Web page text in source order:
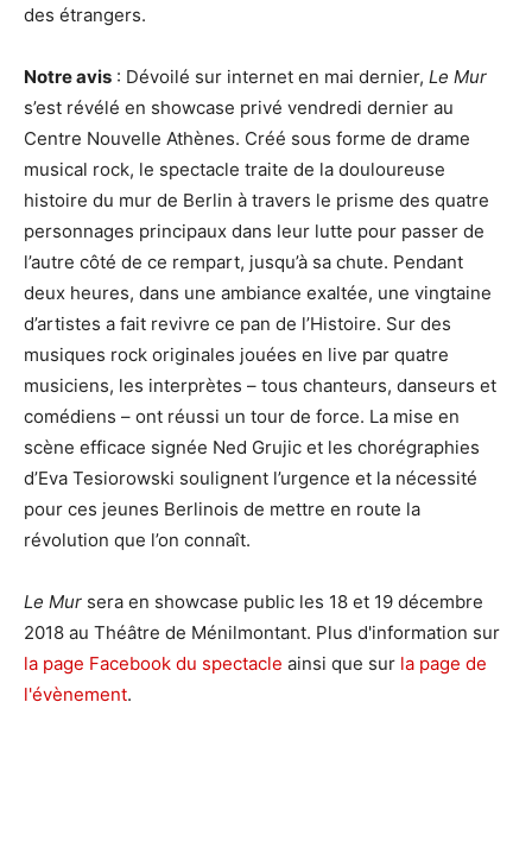
des étrangers.
Notre avis : Dévoilé sur internet en mai dernier, Le Mur
s’est révélé en showcase privé vendredi dernier au
Centre Nouvelle Athènes. Créé sous forme de drame
musical rock, le spectacle traite de la douloureuse
histoire du mur de Berlin à travers le prisme des quatre
personnages principaux dans leur lutte pour passer de
l’autre côté de ce rempart, jusqu’à sa chute. Pendant
deux heures, dans une ambiance exaltée, une vingtaine
d’artistes a fait revivre ce pan de l’Histoire. Sur des
musiques rock originales jouées en live par quatre
musiciens, les interprètes – tous chanteurs, danseurs et
comédiens – ont réussi un tour de force. La mise en
scène efficace signée Ned Grujic et les chorégraphies
d’Eva Tesiorowski soulignent l’urgence et la nécessité
pour ces jeunes Berlinois de mettre en route la
révolution que l’on connaît.
Le Mur sera en showcase public les 18 et 19 décembre
2018 au Théâtre de Ménilmontant. Plus d'information sur
la page Facebook du spectacle ainsi que sur la page de
l'évènement.